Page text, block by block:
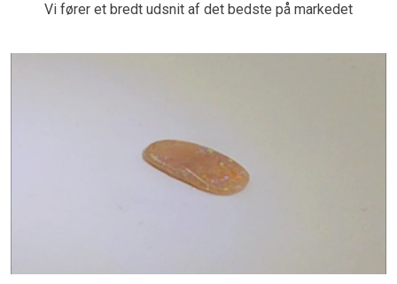
Vi fører et bredt udsnit af det bedste på markedet